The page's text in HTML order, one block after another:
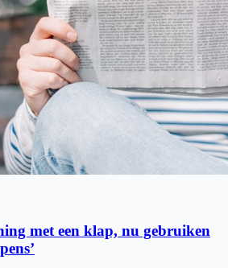
met een klap, nu gebruiken